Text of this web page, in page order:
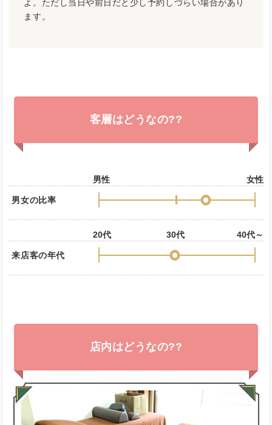
よ。ただし当日や前日だと少し予約しづらい場合があり
ます。
客層はどうなの??
男性 女性
男女の比率
20代 30代 40代～
来店客の年代
店内はどうなの??